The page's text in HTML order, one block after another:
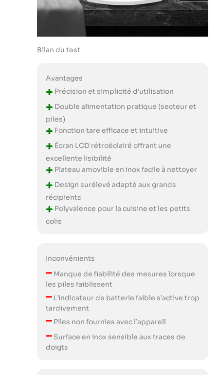
Bilan du test
Avantages
+ Précision et simplicité d’utilisation
+ Double alimentation pratique (secteur et
piles)
+ Fonction tare efficace et intuitive
+ Écran LCD rétroéclairé offrant une
excellente lisibilité
+ Plateau amovible en inox facile à nettoyer
+ Design surélevé adapté aux grands
récipients
+ Polyvalence pour la cuisine et les petits
colis
Inconvénients
–Manque de fiabilité des mesures lorsque
les piles faiblissent
–L’indicateur de batterie faible s’active trop
tardivement
–Piles non fournies avec l’appareil
–Surface en inox sensible aux traces de
doigts